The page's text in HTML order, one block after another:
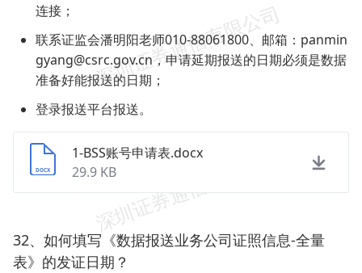
连接；
联系证监会潘明阳老师010-88061800、邮箱：panmin
gyang@csrc.gov.cn，申请延期报送的日期必须是数据
准备好能报送的日期；
登录报送平台报送。
1-BSS账号申请表.docx
29.9 KB
32、如何填写《数据报送业务公司证照信息-全量
表》的发证日期？